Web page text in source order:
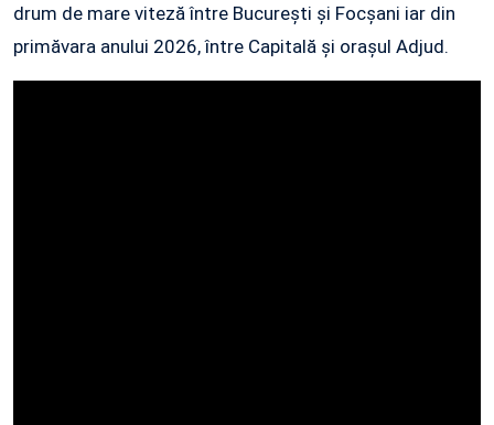
drum de mare viteză între București și Focșani iar din
primăvara anului 2026, între Capitală și orașul Adjud.